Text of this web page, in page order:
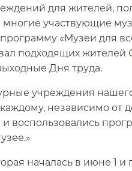
для жителей,
многие участвующие
«Музеи для
подходящих жителей
Дня труда.​​
учреждения
независимо от
воспользовались
началась в июне 1 и